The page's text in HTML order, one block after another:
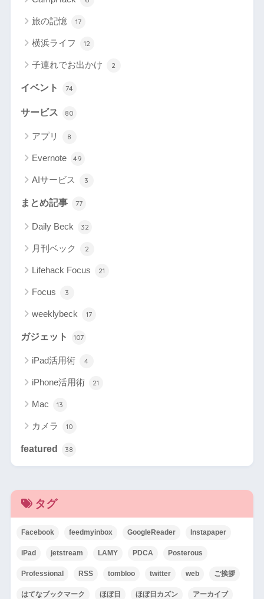
旅の記憶 17
横浜ライフ 12
子連れでお出かけ 2
イベント 74
サービス 80
アプリ 8
Evernote 49
AIサービス 3
まとめ記事 77
Daily Beck 32
月刊ベック 2
Lifehack Focus 21
Focus 3
weeklybeck 17
ガジェット 107
iPad活用術 4
iPhone活用術 21
Mac 13
カメラ 10
featured 38
タグ
Facebook feedmyinbox GoogleReader Instapaper
iPad jetstream LAMY PDCA Posterous
Professional RSS tombloo twitter web ご挨拶
はてなブックマーク ほぼ日 ほぼ日カズン アーカイブ